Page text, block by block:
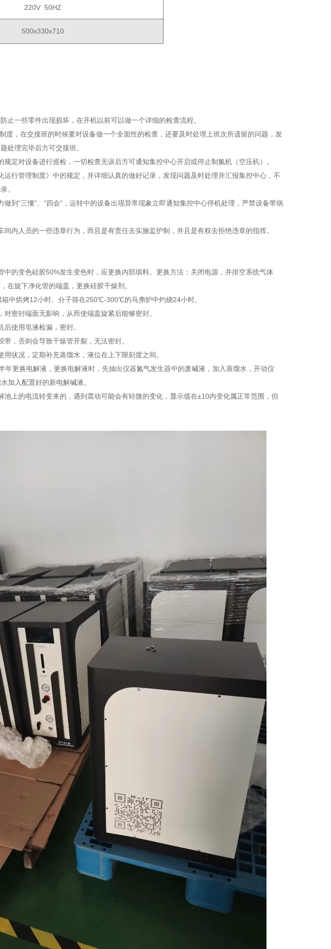
220V 50HZ
500x330x710
止一些零件出现损坏，在开机以前可以做一个详细的检查流程。
度，在交接班的时候要对设备做一个全面性的检查，还要及时处理上班次所遗留的问题，发
处理完毕后方可交接班。
定对设备进行巡检，一切检查无误后方可通知集控中心开启或停止制氮机（空压机）。
行管理制度》中的规定，并详细认真的做好记录，发现问题及时处理并汇报集控中心，不
。
到“三懂"、“四会"，运转中的设备出现异常现象立即通知集控中心停机处理，严禁设备带病
内人员的一些违章行为，而且是有责任去实施监护制，并且是有权去拒绝违章的指挥。
的变色硅胶50%发生变色时，应更换内部填料。更换方法：关闭电源，并排空系统气体
在旋下净化管的端盖，更换硅胶干燥剂。
中烘烤12小时。分子筛在250℃-300℃的马弗炉中灼烧24小时。
密封端面无影响，从而使端盖旋紧后能够密封。
使用皂液检漏，密封。
，否则会导致干燥管开裂，无法密封。
状况，定期补充蒸馏水，液位在上下限刻度之间。
年更换电解液，更换电解液时，先抽出仪器氮气发生器中的废碱液，加入蒸馏水，开动仪
加入配置好的新电解碱液。
上的电流转变来的，遇到震动可能会有轻微的变化，显示值在±10内变化属正常范围，但